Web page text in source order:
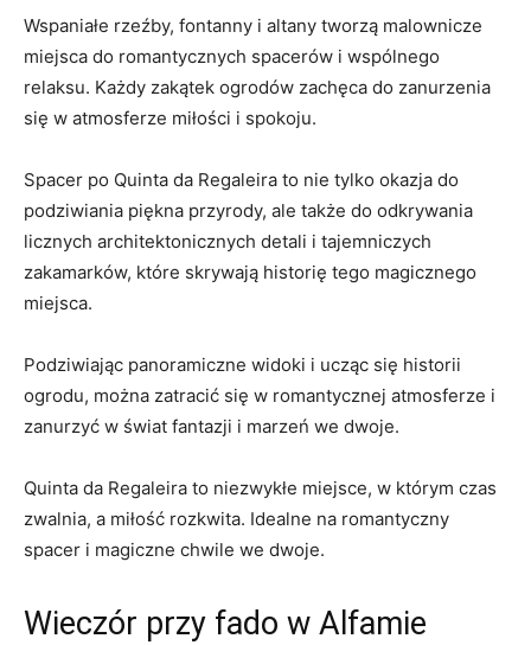
Wspaniałe rzeźby, fontanny i altany tworzą malownicze
miejsca do romantycznych spacerów i wspólnego
relaksu. Każdy zakątek ogrodów zachęca do zanurzenia
się w atmosferze miłości i spokoju.
Spacer po Quinta da Regaleira to nie tylko okazja do
podziwiania piękna przyrody, ale także do odkrywania
licznych architektonicznych detali i tajemniczych
zakamarków, które skrywają historię tego magicznego
miejsca.
Podziwiając panoramiczne widoki i ucząc się historii
ogrodu, można zatracić się w romantycznej atmosferze i
zanurzyć w świat fantazji i marzeń we dwoje.
Quinta da Regaleira to niezwykłe miejsce, w którym czas
zwalnia, a miłość rozkwita. Idealne na romantyczny
spacer i magiczne chwile we dwoje.
Wieczór przy fado w Alfamie